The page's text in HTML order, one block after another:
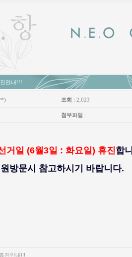
안내!!!
조회 : 2,023
첨부파일 :
거일 (6월3일 : 화요일) 휴진합
방문시 참고하시기 바랍니다.
진안내!!!